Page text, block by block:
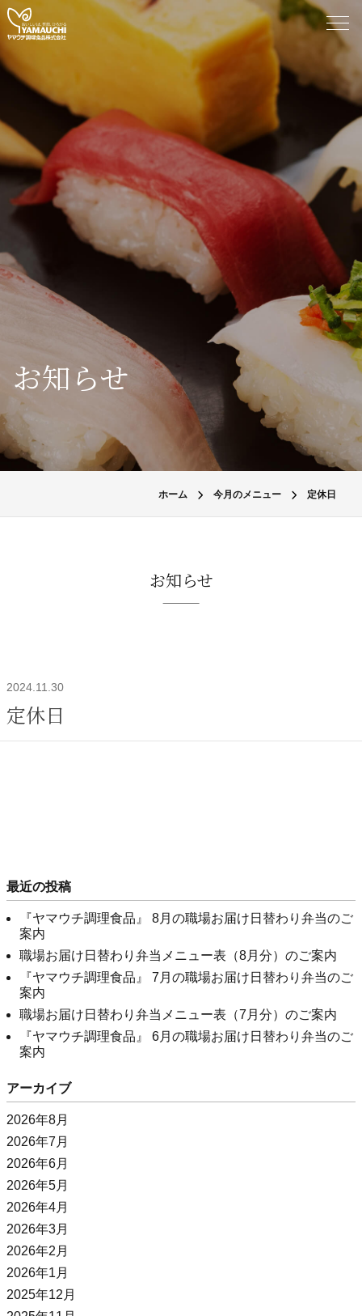
お知らせ
ホーム 今月のメニュー 定休日
お知らせ
2024.11.30
定休日
最近の投稿
『ヤマウチ調理食品』 8月の職場お届け日替わり弁当のご
案内
職場お届け日替わり弁当メニュー表（8月分）のご案内
『ヤマウチ調理食品』 7月の職場お届け日替わり弁当のご
案内
職場お届け日替わり弁当メニュー表（7月分）のご案内
『ヤマウチ調理食品』 6月の職場お届け日替わり弁当のご
案内
アーカイブ
2026年8月
2026年7月
2026年6月
2026年5月
2026年4月
2026年3月
2026年2月
2026年1月
2025年12月